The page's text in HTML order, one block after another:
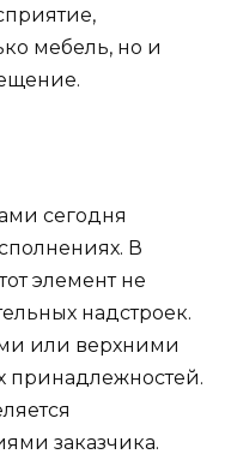
мебель, но и
сегодня
В
элемент не
надстроек.
или верхними
заказчика.